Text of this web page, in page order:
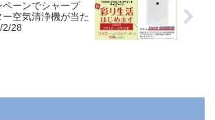
ペーンでシャープ
空気清浄機が当た
2/28